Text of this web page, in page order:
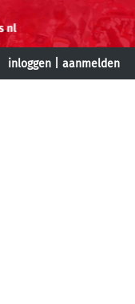
inloggen aanmelden